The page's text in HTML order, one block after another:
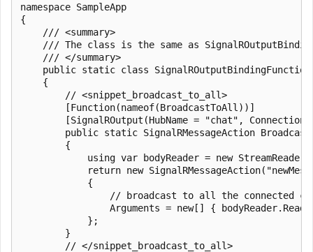
namespace SampleApp
{
    /// <summary>
/// The class is the same as
    /// </summary>
public static class
    {
        // <snippet_broadcast_to_all>
        [Function(nameof(BroadcastToAll))]
[SignalROutput(HubName = "chat",
public static SignalRMessageAction
        {
using var bodyReader = new
return new
            {
// broadcast to all the connected
Arguments = new[] {
            };
        }
        // </snippet_broadcast_to_all>